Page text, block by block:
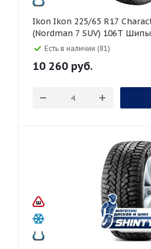
Ikon Ikon 225/65 R17 Character Ice 7 SUV
(Nordman 7 SUV) 106T Шипы
Есть в наличии (81)
10 260 руб.